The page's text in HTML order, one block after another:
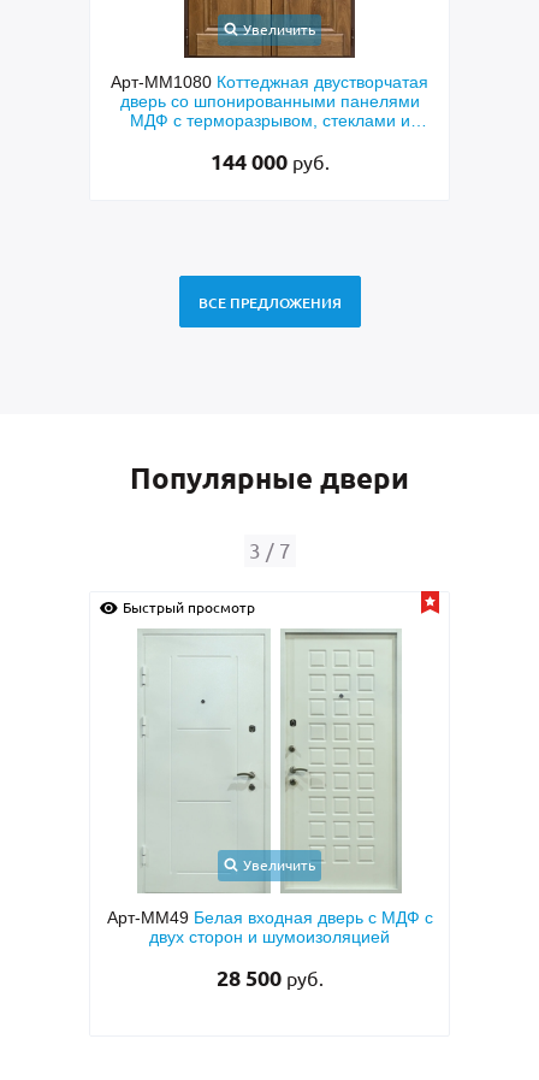
Увеличить
Арт-ММ1080 Коттеджная двустворчатая
дверь со шпонированными панелями
МДФ с терморазрывом, стеклами и
144 000 руб.
ВСЕ ПРЕДЛОЖЕНИЯ
Популярные двери
3 / 7
Быстрый просмотр
Увеличить
Арт-ММ49 Белая входная дверь с МДФ с
двух сторон и шумоизоляцией
28 500 руб.